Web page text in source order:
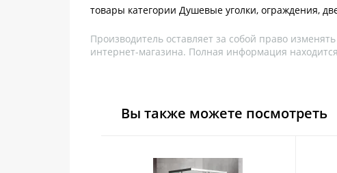
товары категории Душевые уголки, ограждения,
Производитель оставляет за собой право
интернет-магазина. Полная информация
Вы также можете посмотреть